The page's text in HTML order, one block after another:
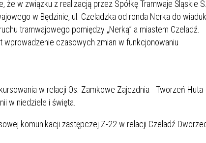
RADA MIASTA
WYKAZ ZWIERZĄT
Z TERENU MIASTA
PORADY OD PRACA.PL
– JAK ZOSTAĆ?
KULTURY
„PRZYJAZNA SZKOŁA”
2027
w związku z realizacją przez Spółkę Tramwaje Śląskie
w Będzinie, ul. Czeladzka od ronda Nerka do
tramwajowego pomiędzy „Nerką” a miastem Czeladź.
czasowych zmian w funkcjonowaniu
w relacji Os. Zamkowe Zajezdnia - Tworzeń Huta
w niedziele i święta.
komunikacji zastępczej Z-22 w relacji Czeladź